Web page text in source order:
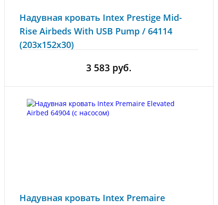
Надувная кровать Intex Prestige Mid-
Rise Airbeds With USB Pump / 64114
(203x152x30)
3 583 руб.
Надувная кровать Intex Premaire